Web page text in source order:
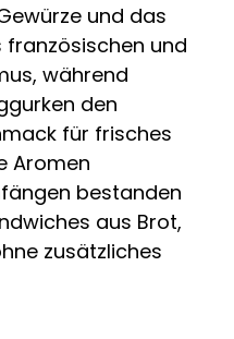
und das
französischen und
während
den
für frisches
Aromen
bestanden
aus Brot,
zusätzliches